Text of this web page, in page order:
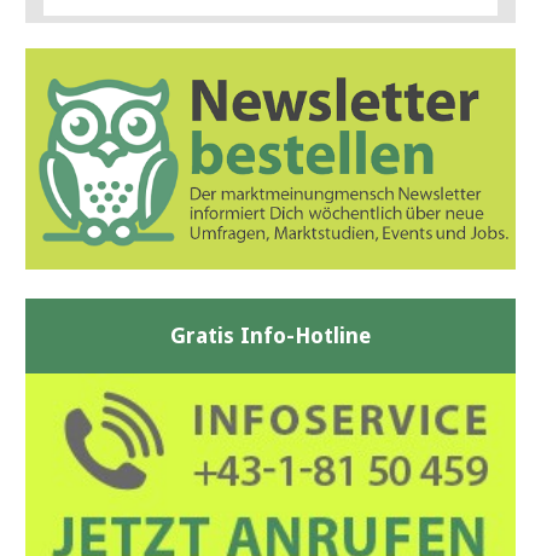
Gratis Info-Hotline